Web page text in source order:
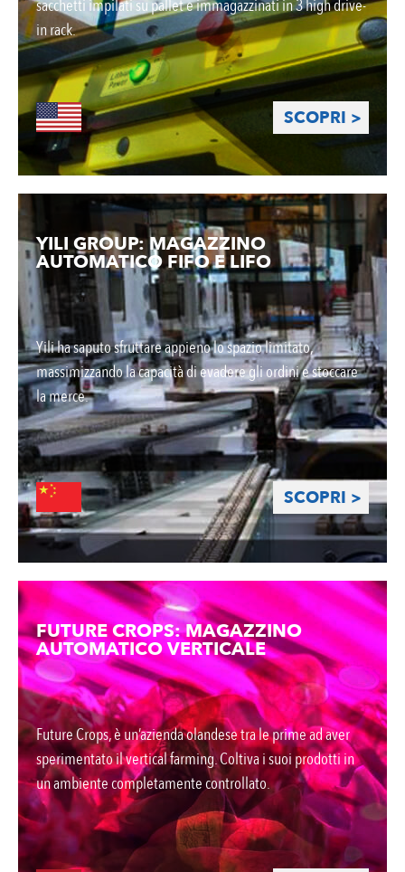
sacchetti impilati su pallet e immagazzinati in 3 high drive-
in rack.
SCOPRI >
YILI GROUP: MAGAZZINO
AUTOMATICO FIFO E LIFO
Yili ha saputo sfruttare appieno lo spazio limitato,
massimizzando la capacità di evadere gli ordini e stoccare
la merce.
SCOPRI >
FUTURE CROPS: MAGAZZINO
AUTOMATICO VERTICALE
Future Crops, è un’azienda olandese tra le prime ad aver
sperimentato il vertical farming. Coltiva i suoi prodotti in
un ambiente completamente controllato.